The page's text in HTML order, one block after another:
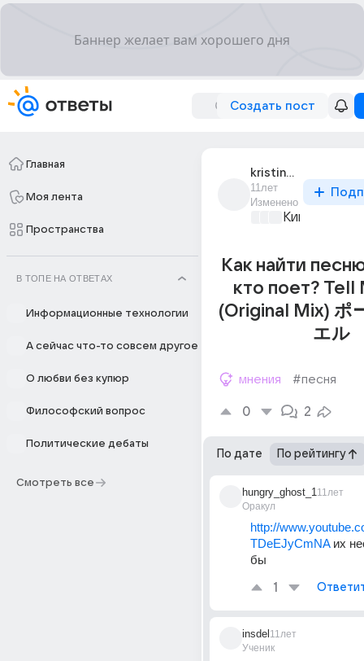
Создать пост
Главная
Моя лента
Пространства
В ТОПЕ НА ОТВЕТАХ
Информационные технологии
А сейчас что-то совсем другое
О любви без купюр
Философский вопрос
Политические дебаты
Смотреть все
kristina_boiko_177
11лет
Изменено
Киномания
Как найти
кто поет? Tell
(Original Mix) ポ
エル
мнения #песня
0 2
По дате По рейтингу
hungry_ghost_1
Оракул
11лет
http://
TDeEJyCmNA их
бы
1
insdel
Ученик
11лет